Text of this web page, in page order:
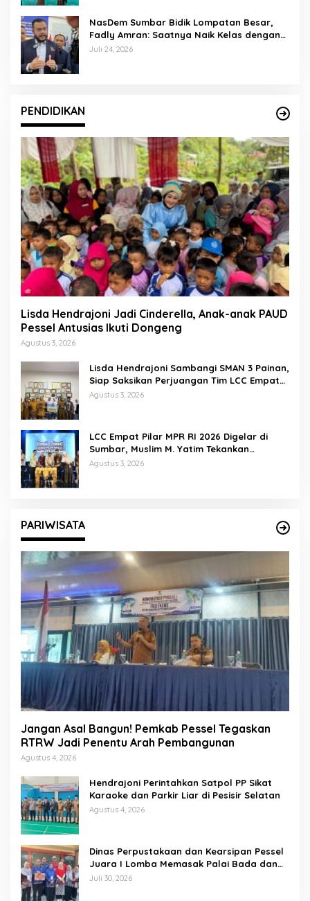
NasDem Sumbar Bidik Lompatan Besar,
Fadly Amran: Saatnya Naik Kelas dengan
Kader Berkualitas
Juli 24, 2026
PENDIDIKAN
Lisda Hendrajoni Jadi Cinderella, Anak-anak PAUD
Pessel Antusias Ikuti Dongeng
Agustus 3, 2026
Lisda Hendrajoni Sambangi SMAN 3 Painan,
Siap Saksikan Perjuangan Tim LCC Empat
Pilar di Jakarta
Agustus 3, 2026
LCC Empat Pilar MPR RI 2026 Digelar di
Sumbar, Muslim M. Yatim Tekankan
Pentingnya Karakter Generasi Muda
Agustus 3, 2026
PARIWISATA
Jangan Asal Bangun! Pemkab Pessel Tegaskan
RTRW Jadi Penentu Arah Pembangunan
Agustus 4, 2026
Hendrajoni Perintahkan Satpol PP Sikat
Karaoke dan Parkir Liar di Pesisir Selatan
Agustus 4, 2026
Dinas Perpustakaan dan Kearsipan Pessel
Juara I Lomba Memasak Palai Bada dan
Lamang Golek
Juli 30, 2026